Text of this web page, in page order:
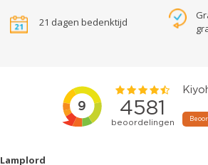
21 dagen bedenktijd
Lamplord